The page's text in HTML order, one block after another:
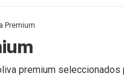
Premium
premium